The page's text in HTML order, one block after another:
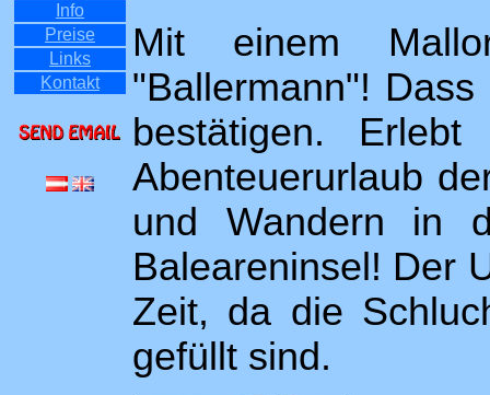
Info
Preise
Links
Kontakt
Mit einem
"Ballermann"!
bestätigen.
Abenteuerurlaub
und Wandern in
Baleareninsel! Der
Zeit, da die
gefüllt sind.